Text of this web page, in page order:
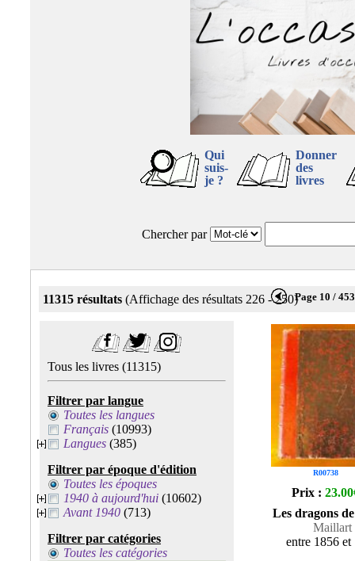
Qui
suis-
je ?
Donner
des
livres
Chercher par
11315 résultats (Affichage des résultats 226 - 250)Page 10 / 453
Tous les livres (11315)
Filtrer par langue
Toutes les langues
Français (10993)
Langues (385)
Filtrer par époque d'édition
Toutes les époques
1940 à aujourd'hui (10602)
Avant 1940 (713)
Filtrer par catégories
Toutes les catégories
R00738
Prix :
Les dragons
Maillart
entre 1856 et